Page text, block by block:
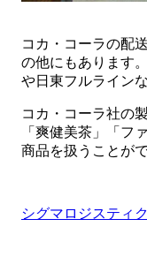
コカ・コーラの配
の他にもあります
や日東フルライン
コカ・コーラ社の
「爽健美茶」「フ
商品を扱うことが
シグマロジスティ